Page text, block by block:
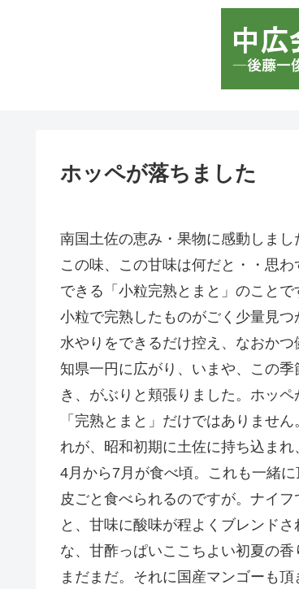
ホッペが落ちました
南国土佐の恵み・果物に感動しまし
この味、この甘味は何だと・・思
できる「小粒完熟とまと」のこと
小粒で完熟したものがごく少量見
水やりをできるだけ控え、なおか
知県一円に広がり、いまや、この
き、がぶりと頬張りました。ホッペ
「完熟とまと」だけではありませ
れが、昭和初期に土佐に持ち込ま
4月から7月が食べ頃。これも一緒
皮ごと食べられるのですが。ナイ
と、甘味に酸味が程よくブレンド
な、甘酢っぱいここちよい初夏の
まだまだ。それに国産マンゴーも